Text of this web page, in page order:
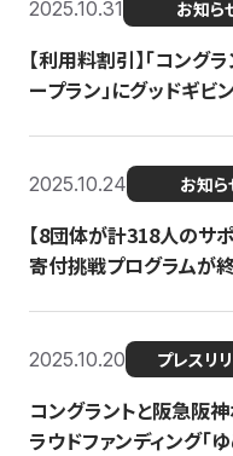
2025.10.31 お知ら
【利用料割引】「コン
ープラン」にグッドギ
2025.10.24 お知ら
【8団体が計318人のサ
寄付挑戦プログラムが
2025.10.20 プレスリ
コングラントと阪急阪
ラウドファンディング「